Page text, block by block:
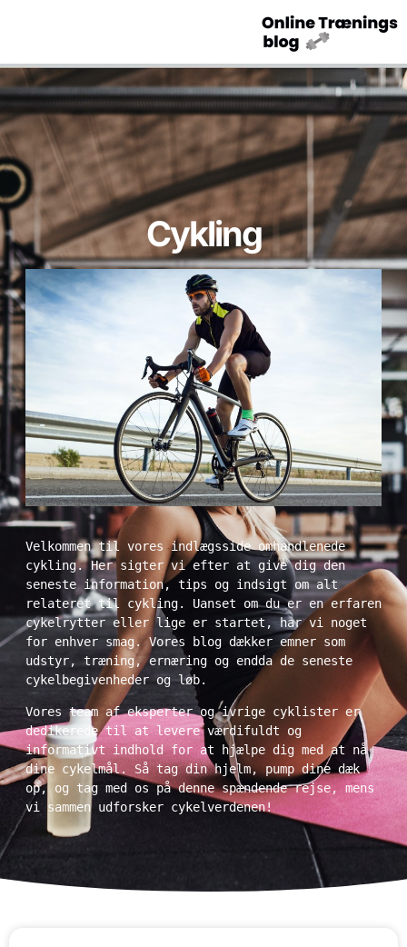
Cykling
Velkommen til vores indlægsside omhandlenede
cykling. Her sigter vi efter at give dig den
seneste information, tips og indsigt om alt
relateret til cykling. Uanset om du er en erfaren
cykelrytter eller lige er startet, har vi noget
for enhver smag. Vores blog dækker emner som
udstyr, træning, ernæring og endda de seneste
cykelbegivenheder og løb.
Vores team af eksperter og ivrige cyklister er
dedikerede til at levere værdifuldt og
informativt indhold for at hjælpe dig med at nå
dine cykelmål. Så tag din hjelm, pump dine dæk
op, og tag med os på denne spændende rejse, mens
vi sammen udforsker cykelverdenen!